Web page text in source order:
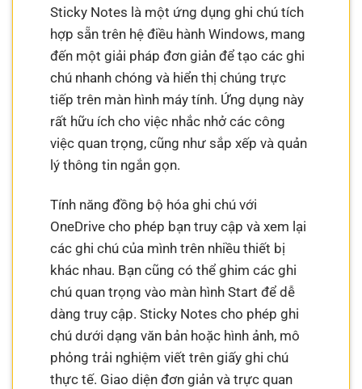
Sticky Notes là một ứng dụng ghi chú tích
hợp sẵn trên hệ điều hành Windows, mang
đến một giải pháp đơn giản để tạo các ghi
chú nhanh chóng và hiển thị chúng trực
tiếp trên màn hình máy tính. Ứng dụng này
rất hữu ích cho việc nhắc nhở các công
việc quan trọng, cũng như sắp xếp và quản
lý thông tin ngắn gọn.
Tính năng đồng bộ hóa ghi chú với
OneDrive cho phép bạn truy cập và xem lại
các ghi chú của mình trên nhiều thiết bị
khác nhau. Bạn cũng có thể ghim các ghi
chú quan trọng vào màn hình Start để dễ
dàng truy cập. Sticky Notes cho phép ghi
chú dưới dạng văn bản hoặc hình ảnh, mô
phỏng trải nghiệm viết trên giấy ghi chú
thực tế. Giao diện đơn giản và trực quan